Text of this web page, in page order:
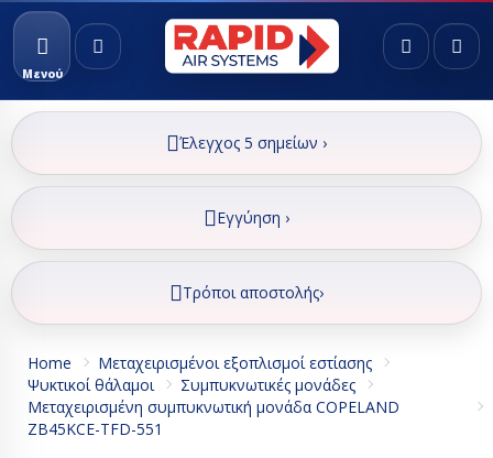
Μενού
Έλεγχος 5 σημείων ›
Εγγύηση ›
Τρόποι αποστολής›
Home
Μεταχειρισμένοι εξοπλισμοί εστίασης
Ψυκτικοί θάλαμοι
Συμπυκνωτικές μονάδες
Μεταχειρισμένη συμπυκνωτική μονάδα COPELAND
ZB45KCE-TFD-551